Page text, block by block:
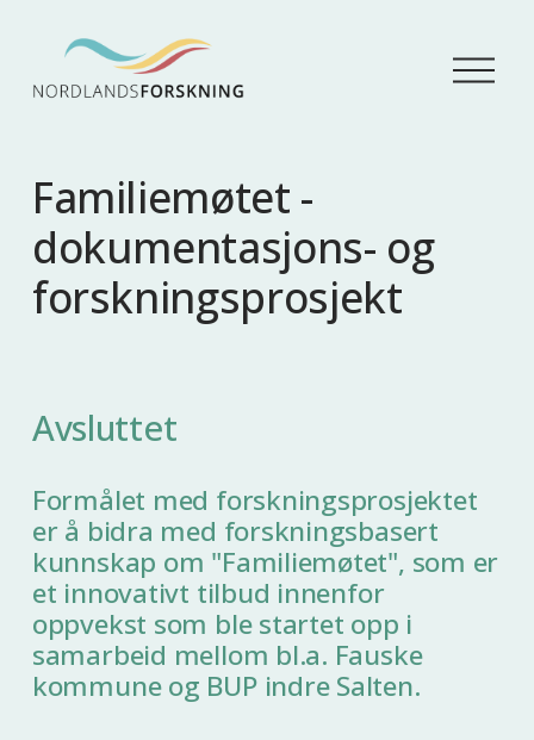
Å
p
Familiemøtet -
dokumentasjons- og
forskningsprosjekt
Avsluttet
Formålet med forskningsprosjektet
er å bidra med forskningsbasert
kunnskap om "Familiemøtet", som er
et innovativt tilbud innenfor
oppvekst som ble startet opp i
samarbeid mellom bl.a. Fauske
kommune og BUP indre Salten.